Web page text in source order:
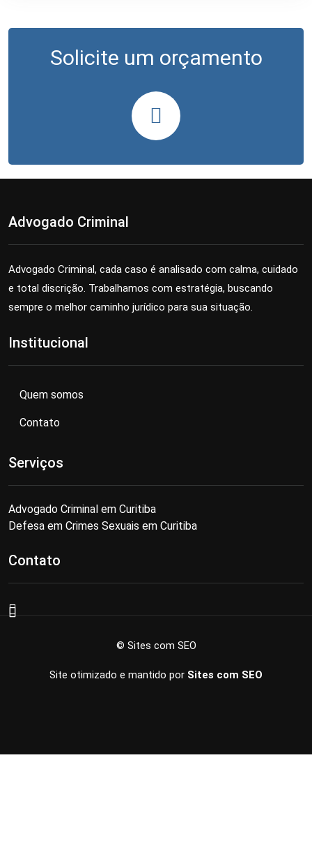
Solicite um orçamento
Advogado Criminal
Advogado Criminal, cada caso é analisado com calma, cuidado
e total discrição. Trabalhamos com estratégia, buscando
sempre o melhor caminho jurídico para sua situação.
Institucional
Quem somos
Contato
Serviços
Advogado Criminal em Curitiba
Defesa em Crimes Sexuais em Curitiba
Contato
© Sites com SEO
Site otimizado e mantido por Sites com SEO